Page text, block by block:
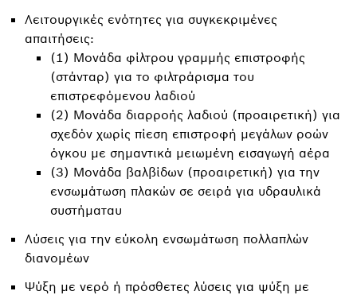
Λειτουργικές ενότητες για συγκεκριμένες
απαιτήσεις:
(1) Μονάδα φίλτρου γραμμής επιστροφής
(στάνταρ) για το φιλτράρισμα του
επιστρεφόμενου λαδιού
(2) Μονάδα διαρροής λαδιού (προαιρετική) για
σχεδόν χωρίς πίεση επιστροφή μεγάλων ροών
όγκου με σημαντικά μειωμένη εισαγωγή αέρα
(3) Μονάδα βαλβίδων (προαιρετική) για την
ενσωμάτωση πλακών σε σειρά για υδραυλικά
συστήματαυ
Λύσεις για την εύκολη ενσωμάτωση πολλαπλών
διανομέων
Ψύξη με νερό ή πρόσθετες λύσεις για ψύξη με